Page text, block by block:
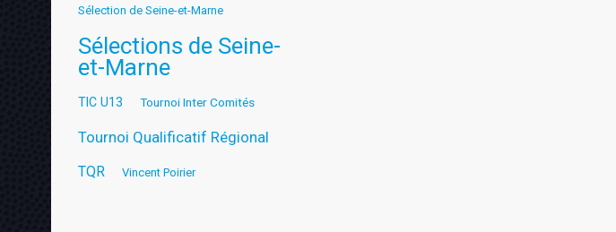
Sélection de Seine-et-Marne
Sélections de Seine-
et-Marne
TIC U13 Tournoi Inter Comités
Tournoi Qualificatif Régional
TQR Vincent Poirier